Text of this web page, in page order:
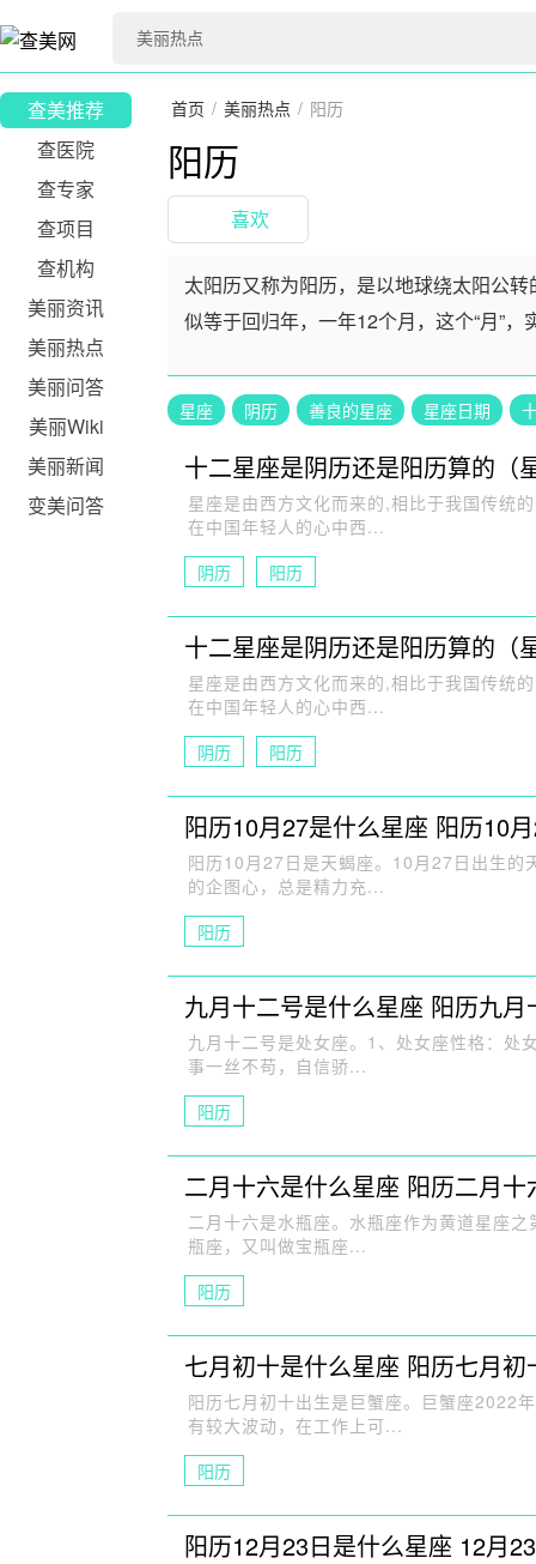
查美推荐
查医院
查专家
查项目
查机构
美丽资讯
美丽热点
美丽问答
美丽Wiki
美丽新闻
变美问答
首页 / 美丽热点 / 阳历
阳历
喜欢
太阳历又称为阳历，是以地球绕太阳公
似等于回归年，一年12个月，这个“月”
星座 阴历 善良的星座 星座日期
十二星座是阴历还是阳历算的（
星座是由西方文化而来的,相比于我国传统
在中国年轻人的心中西...
阴历
阳历
十二星座是阴历还是阳历算的（
星座是由西方文化而来的,相比于我国传统
在中国年轻人的心中西...
阴历
阳历
阳历10月27是什么星座 阳历10
阳历10月27日是天蝎座。10月27日出生的
的企图心，总是精力充...
阳历
九月十二号是什么星座 阳历九月
九月十二号是处女座。1、处女座性格：处
事一丝不苟，自信骄...
阳历
二月十六是什么星座 阳历二月十
二月十六是水瓶座。水瓶座作为黄道星座
瓶座，又叫做宝瓶座...
阳历
七月初十是什么星座 阳历七月初
阳历七月初十出生是巨蟹座。巨蟹座2022
有较大波动，在工作上可...
阳历
阳历12月23日是什么星座 12月